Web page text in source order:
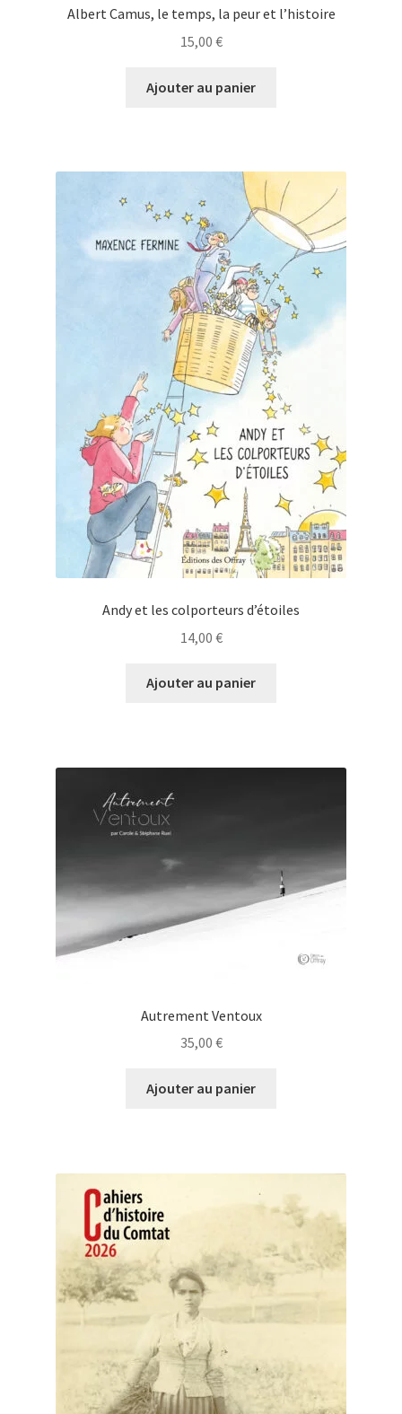
Albert Camus, le temps, la peur et l’histoire
15,00 €
Ajouter au panier
Andy et les colporteurs d’étoiles
14,00 €
Ajouter au panier
Autrement Ventoux
35,00 €
Ajouter au panier